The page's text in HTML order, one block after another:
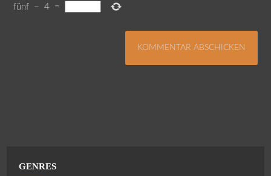
fünf
− 4 =
GENRES